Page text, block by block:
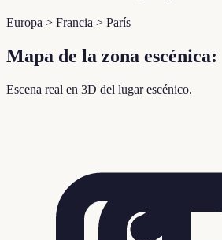
Europa > Francia > París
Mapa de la zona escénica:
Escena real en 3D del lugar escénico.